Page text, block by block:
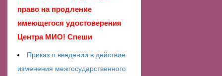
право на продление
имеющегося удостоверения
Центра МИО! Спеши
Приказ о введении в действие
изменения межгосударственного